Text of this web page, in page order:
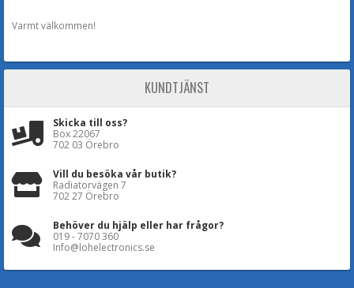
Varmt välkommen!
KUNDTJÄNST
Skicka till oss?
Box 22067
702 03 Örebro
Vill du besöka vår butik?
Radiatorvägen 7
702 27 Örebro
Behöver du hjälp eller har frågor?
019 - 7070 360
Info@lohelectronics.se